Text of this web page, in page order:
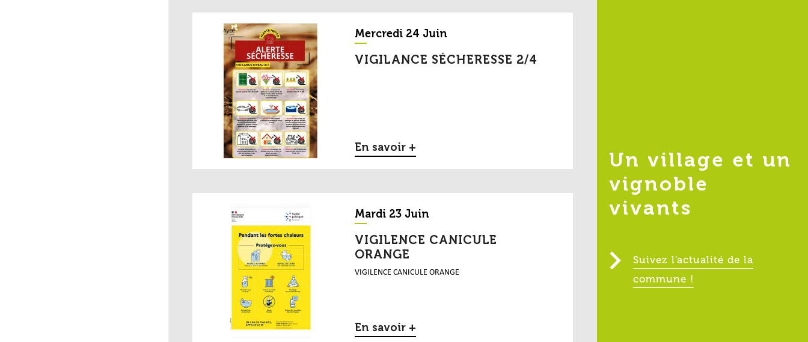
Mercredi 24 Juin
VIGILANCE SÉCHERESSE 2/4
En savoir +
Mardi 23 Juin
VIGILENCE CANICULE
ORANGE
VIGILENCE CANICULE ORANGE
En savoir +
Un village et un
vignoble
vivants
Suivez l'actualité de la
commune !